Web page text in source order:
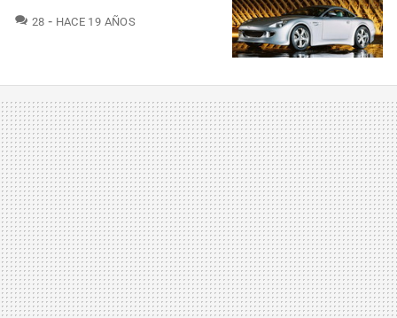
28 COMENTARIOS
HACE 19 AÑOS